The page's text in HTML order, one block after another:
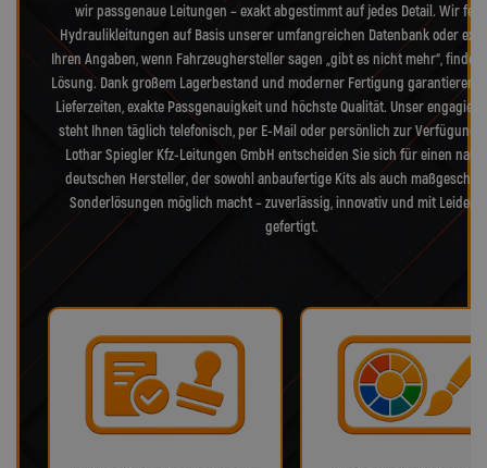
wir passgenaue Leitungen – exakt abgestimmt auf jedes Detail. Wir
Hydraulikleitungen auf Basis unserer umfangreichen Datenbank oder
Ihren Angaben, wenn Fahrzeughersteller sagen „gibt es nicht mehr“,
Lösung. Dank großem Lagerbestand und moderner Fertigung garantieren
Lieferzeiten, exakte Passgenauigkeit und höchste Qualität. Unser
steht Ihnen täglich telefonisch, per E-Mail oder persönlich zur Verfügung.
Lothar Spiegler Kfz-Leitungen GmbH entscheiden Sie sich für einen
deutschen Hersteller, der sowohl anbaufertige Kits als auch
Sonderlösungen möglich macht – zuverlässig, innovativ und mit
gefertigt.